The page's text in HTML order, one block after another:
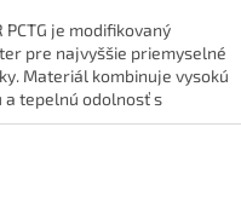
PCTG je modifikovaný
pre najvyššie priemyselné
Materiál kombinuje vysokú
a tepelnú odolnosť s
vlastnosťami, ako je